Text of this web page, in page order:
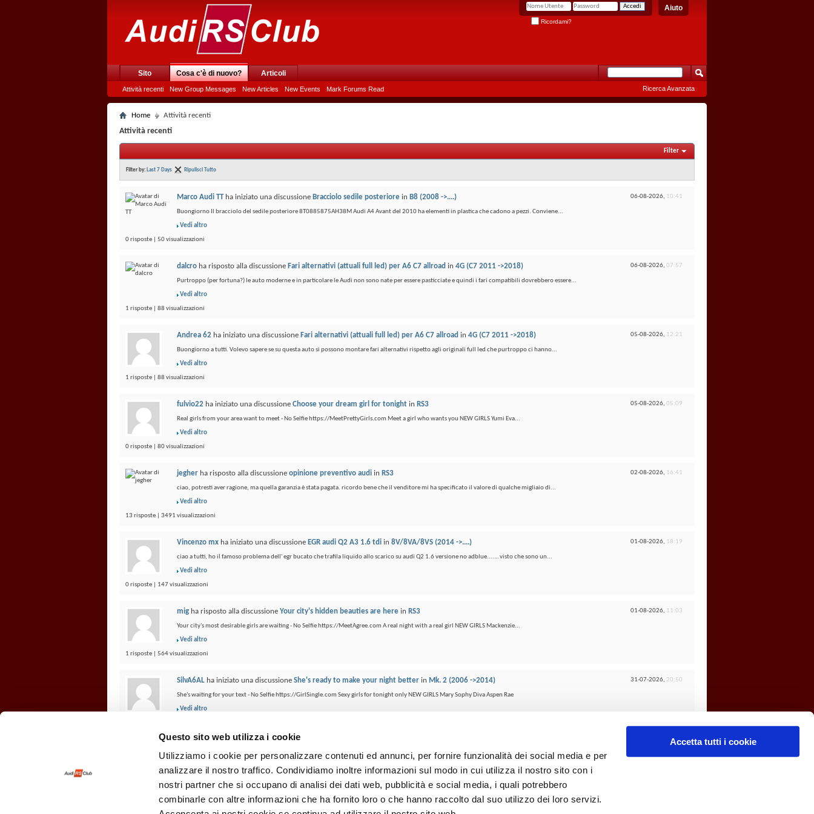
Questo sito web utilizza i cookie
Utilizziamo i cookie per personalizzare contenuti ed annunci, per fornire funzionalità dei social media e per
analizzare il nostro traffico. Condividiamo inoltre informazioni sul modo in cui utilizza il nostro sito con i
nostri partner che si occupano di analisi dei dati web, pubblicità e social media, i quali potrebbero
combinarle con altre informazioni che ha fornito loro o che hanno raccolto dal suo utilizzo dei loro servizi.
Accetta tutti i cookie
Aiuto
Ricordami?
Sito Cosa c'è di nuovo?
Attività recenti New Group Messages New Articles New Events Mark Forums Read
Articoli
Ricerca Avanzata
Home Attività recenti
Attività recenti
Filter
Filter by: Last 7 Days Ripulisci Tutto
06-08-2026, 10:41
Marco Audi TTha iniziato una discussione Bracciolo sedile posteriore in B8 (2008 ->....)
Buongiorno Il bracciolo del sedile posteriore 8T0885875AH38M Audi A4 Avant del 2010 ha elementi in plastica che cadono a pezzi. Conviene...
Vedi altro
0 risposte | 50 visualizzazioni
06-08-2026, 07:57
dalcro ha risposto alla discussione Fari alternativi (attuali full led) per A6 C7 allroad in 4G (C7 2011 ->2018)
Purtroppo (per fortuna?) le auto moderne e in particolare le Audi non sono nate per essere pasticciate e quindi i fari compatibili dovrebbero essere...
Vedi altro
1 risposte | 88 visualizzazioni
05-08-2026, 12:21
Andrea 62 ha iniziato una discussione Fari alternativi (attuali full led) per A6 C7 allroad in 4G (C7 2011 ->2018)
Buongiorno a tutti. Volevo sapere se su questa auto si possono montare fari alternativi rispetto agli originali full led che purtroppo ci hanno...
Vedi altro
1 risposte | 88 visualizzazioni
05-08-2026, 05:09
fulvio22 ha iniziato una discussione Choose your dream girl for tonight in RS3
Real girls from your area want to meet - No Selfie https://MeetPrettyGirls.com Meet a girl who wants you NEW GIRLS Yumi Eva...
Vedi altro
0 risposte | 80 visualizzazioni
02-08-2026, 16:41
jegher ha risposto alla discussione opinione preventivo audi in RS3
ciao, potresti aver ragione, ma quella garanzia è stata pagata. ricordo bene che il venditore mi ha specificato il valore di qualche migliaio di...
Vedi altro
13 risposte | 3491 visualizzazioni
01-08-2026, 18:19
Vincenzo mx ha iniziato una discussione EGR audi Q2 A3 1.6 tdi in 8V/8VA/8VS (2014 ->....)
ciao a tutti, ho il famoso problema dell' egr bucato che trafila liquido allo scarico su audi Q2 1.6 versione no adblue.......visto che sono un...
Vedi altro
0 risposte | 147 visualizzazioni
01-08-2026, 11:03
mig ha risposto alla discussione Your city's hidden beauties are here in RS3
Your city's most desirable girls are waiting - No Selfie https://MeetAgree.com A real night with a real girl NEW GIRLS Mackenzie...
Vedi altro
1 risposte | 564 visualizzazioni
31-07-2026, 20:50
SilvA6AL ha iniziato una discussione She's ready to make your night better in Mk. 2 (2006 ->2014)
She's waiting for your text - No Selfie https://GirlSingle.com Sexy girls for tonight only NEW GIRLS Mary Sophy Diva Aspen Rae
Vedi altro
Contattaci Audi RS Club Forum Archivio
Tutti gli orari sono GMT +2. Adesso sono le05:48 .